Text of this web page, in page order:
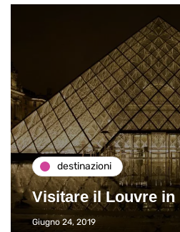
destinazioni
Visitare il Louvre in
Giugno 24, 2019